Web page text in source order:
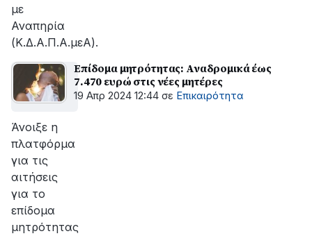
με
Αναπηρία
(Κ.Δ.Α.Π.Α.μεΑ).
Επίδομα μητρότητας: Αναδρομικά έως
7.470 ευρώ στις νέες μητέρες
19 Απρ 2024 12:44 σε Επικαιρότητα
Άνοιξε η
πλατφόρμα
για τις
αιτήσεις
για το
επίδομα
μητρότητας